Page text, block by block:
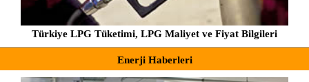
Türkiye LPG Tüketimi, LPG Maliyet ve Fiyat Bilgileri
Enerji Haberleri